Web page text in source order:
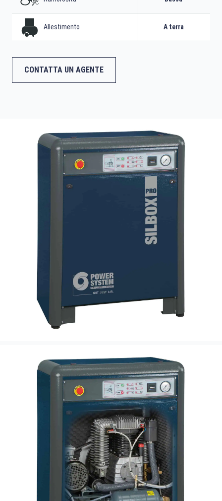
Allestimento A terra
CONTATTA UN AGENTE